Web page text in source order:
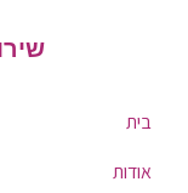
בית
אודות